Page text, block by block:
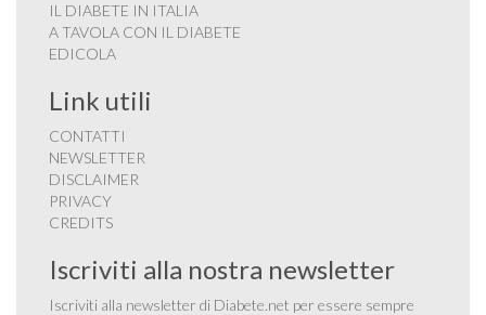
IL DIABETE IN ITALIA
A TAVOLA CON IL DIABETE
EDICOLA
Link utili
CONTATTI
NEWSLETTER
DISCLAIMER
PRIVACY
CREDITS
Iscriviti alla nostra newsletter
Iscriviti alla newsletter di Diabete.net per essere sempre